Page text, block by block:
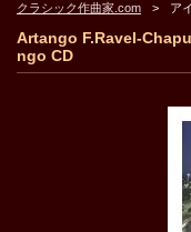
クラシック作曲家.com ア
Artango F.Ravel-
ngo CD